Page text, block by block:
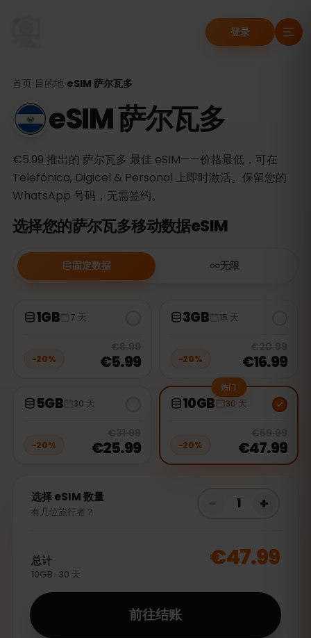
登录
首页 目的地 eSIM 萨尔瓦多
eSIM 萨尔瓦多
€5.99 推出的 萨尔瓦多 最佳 eSIM——价格最低，可在
Telefónica, Digicel & Personal 上即时激活。保留您的
WhatsApp 号码，无需签约。
选择您的萨尔瓦多移动数据eSIM
固定数据 无限
1GB 7 天
−20%
20 , now€5.99
€6.99
€5.99
3GB 15 天
−20%
€20.99
€16.99
5GB 30 天
−20%
20 , now €25.99
€31.99
€25.99
热门
10GB 30 天
−20%
€59.99
€47.99
选择 eSIM 数量
有几位旅行者？
1 +
总计
10GB · 30 天
€47.99
前往结账